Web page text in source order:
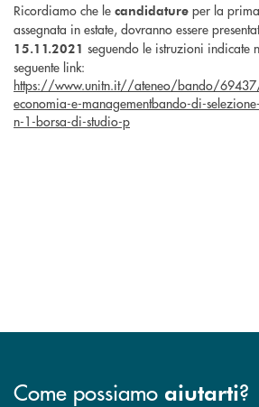
Ricordiamo che le candidature per la
assegnata in estate, dovranno essere
15.11.2021 seguendo le istruzioni indicate
seguente link:
https://www.unitn.it//ateneo/bando/
economia-e-managementbando-di-
n-1-borsa-di-studio-p
Come possiamo aiutarti?